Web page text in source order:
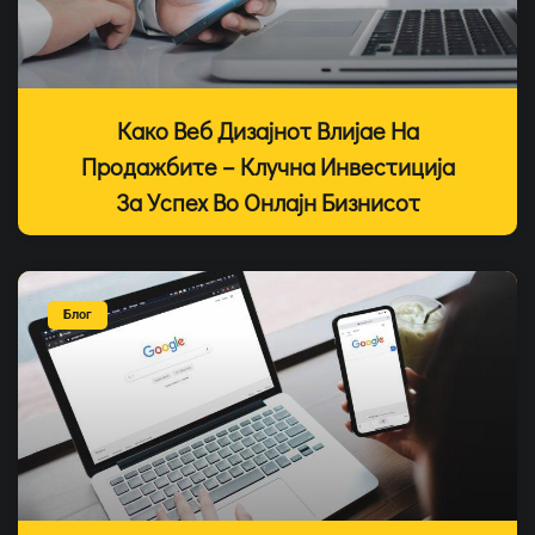
Како Веб Дизајнот Влијае На
Продажбите – Клучна Инвестиција
За Успех Во Онлајн Бизнисот
Блог